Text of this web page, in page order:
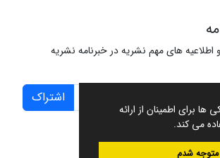
برای اطمینان از ارائه
می کند.
متوجه شدم
اطلاعیه های مهم نشریه در خبرنامه نشریه
اشتراک